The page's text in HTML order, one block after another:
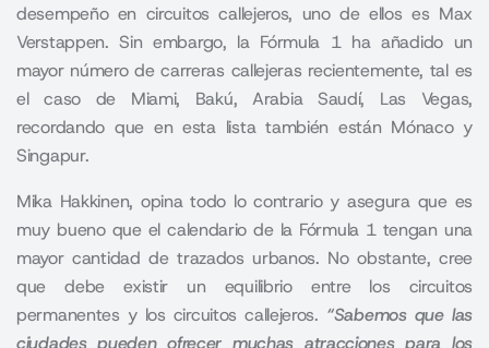
desempeño en circuitos callejeros, uno de ellos es Max
Verstappen. Sin embargo, la Fórmula 1 ha añadido un
mayor número de carreras callejeras recientemente, tal es
el caso de Miami, Bakú, Arabia Saudí, Las Vegas,
recordando que en esta lista también están Mónaco y
Singapur.
Mika Hakkinen, opina todo lo contrario y asegura que es
muy bueno que el calendario de la Fórmula 1 tengan una
mayor cantidad de trazados urbanos. No obstante, cree
que debe existir un equilibrio entre los circuitos
permanentes y los circuitos callejeros. “Sabemos que las
ciudades pueden ofrecer muchas atracciones para los